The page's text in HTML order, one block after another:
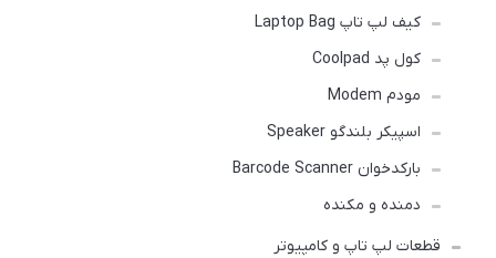
کیف لپ تاپ Laptop Bag
کول پد Coolpad
مودم Modem
اسپیکر بلندگو Speaker
بارکدخوان Barcode Scanner
دمنده و مکنده
قطعات لپ تاپ و کامپیوتر